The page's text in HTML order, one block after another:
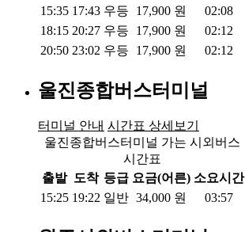
15:35 17:43 우등 17,900 원
02:08
18:15 20:27 우등 17,900 원
02:12
20:50 23:02 우등 17,900 원 02:12
울진종합버스터미널
터미널 안내 시간표 상세보기
울진종합버스터미널 가는 시외버스
시간표
출발 도착 등급 요금(어른) 소요시간
15:25 19:22 일반 34,000 원 03:57